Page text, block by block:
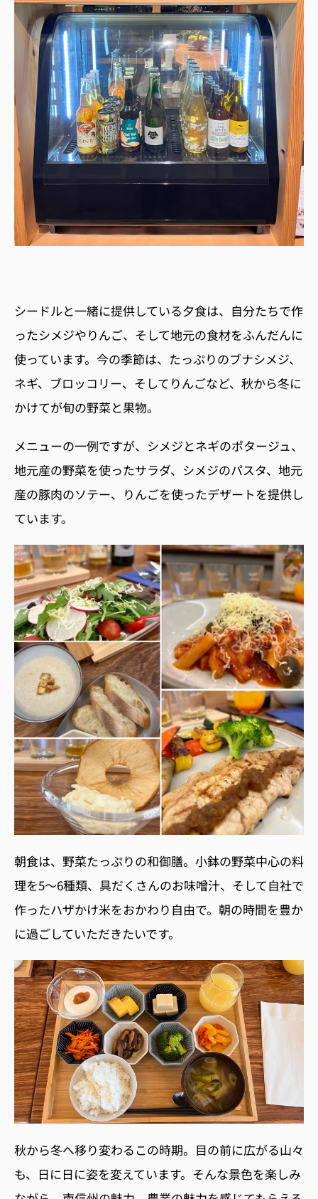
シードルと一緒に提供している夕食は、自分たちで作
ったシメジやりんご、そして地元の食材をふんだんに
使っています。 今の季節は、たっぷりのブナシメジ、
ネギ、ブロッコリー、そしてりんごなど、秋から冬に
かけてが旬の野菜と果物。
メニューの一例ですが、シメジとネギのポタージュ、
地元産の野菜を使ったサラダ、シメジのパスタ、地元
産の豚肉のソテー、りんごを使ったデザートを提供し
ています。
朝食は、野菜たっぷりの和御膳。小鉢の野菜中心の料
理を5〜6種類、具だくさんのお味噌汁、そして自社で
作ったハザかけ米をおかわり自由で。朝の時間を豊か
に過ごしていただきたいです。
秋から冬へ移り変わるこの時期。目の前に広がる山々
も、日に日に姿を変えています。そんな景色を楽しみ